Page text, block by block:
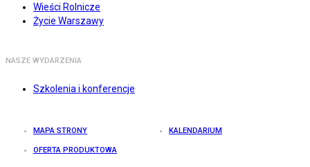
Wieści Rolnicze
Życie Warszawy
NASZE WYDARZENIA
Szkolenia i konferencje
MAPA STRONY KALENDARIUM
OFERTA PRODUKTOWA